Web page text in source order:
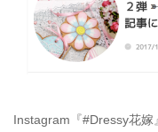
Instagram『#Dressy花嫁